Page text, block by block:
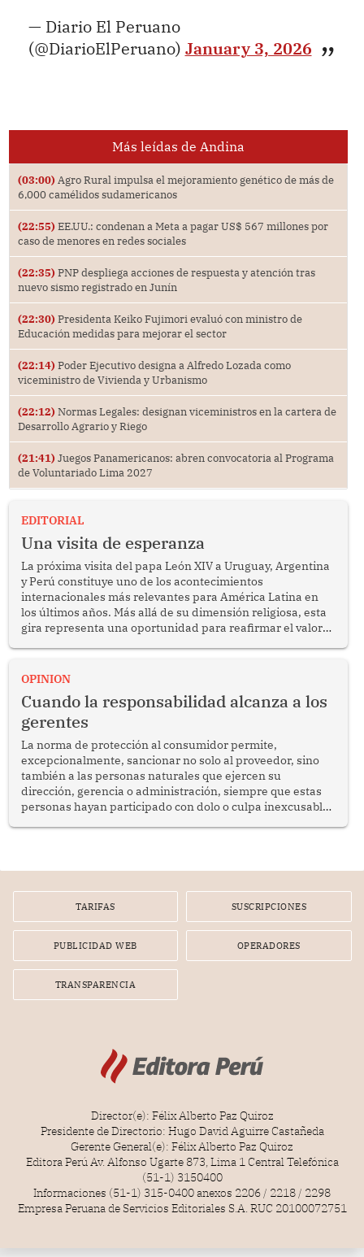
— Diario El Peruano
(@DiarioElPeruano) January 3, 2026
Más leídas de Andina
(03:00) Agro Rural impulsa el mejoramiento genético de más de
6,000 camélidos sudamericanos
(22:55) EE.UU.: condenan a Meta a pagar US$ 567 millones por
caso de menores en redes sociales
(22:35) PNP despliega acciones de respuesta y atención tras
nuevo sismo registrado en Junín
(22:30) Presidenta Keiko Fujimori evaluó con ministro de
Educación medidas para mejorar el sector
(22:14) Poder Ejecutivo designa a Alfredo Lozada como
viceministro de Vivienda y Urbanismo
(22:12) Normas Legales: designan viceministros en la cartera de
Desarrollo Agrario y Riego
(21:41) Juegos Panamericanos: abren convocatoria al Programa
de Voluntariado Lima 2027
EDITORIAL
Una visita de esperanza
La próxima visita del papa León XIV a Uruguay, Argentina
y Perú constituye uno de los acontecimientos
internacionales más relevantes para América Latina en
los últimos años. Más allá de su dimensión religiosa, esta
gira representa una oportunidad para reafirmar el valor
enfrenta desafíos en materia de desarrollo, cohesión
OPINION
Cuando la responsabilidad alcanza a los
gerentes
La norma de protección al consumidor permite,
excepcionalmente, sancionar no solo al proveedor, sino
también a las personas naturales que ejercen su
dirección, gerencia o administración, siempre que estas
personas hayan participado con dolo o culpa inexcusable
por la frustrada realización de un meet and greet con
TARIFAS SUSCRIPCIONES
PUBLICIDAD WEB OPERADORES
TRANSPARENCIA
Director(e): Félix Alberto Paz Quiroz
Presidente de Directorio: Hugo David Aguirre Castañeda
Gerente General(e): Félix Alberto Paz Quiroz
Editora Perú Av. Alfonso Ugarte 873, Lima 1 Central Telefónica
(51-1) 3150400
Informaciones (51-1) 315-0400 anexos 2206 / 2218 / 2298
Empresa Peruana de Servicios Editoriales S.A. RUC 20100072751